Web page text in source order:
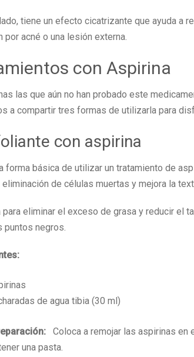
tiene un efecto cicatrizante que ayuda a
por acné o una lesión externa.
con Aspirina
las que aún no han probado este
a compartir tres formas de utilizarla para
con aspirina
forma básica de utilizar un tratamiento de
de células muertas y mejora la
para eliminar el exceso de grasa y reducir el
puntos negros.
de agua tibia (30 ml)
Coloca a remojar las aspirinas en
una pasta.